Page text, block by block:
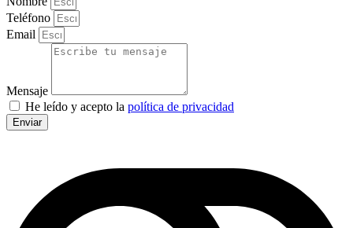
Teléfono
Email
Mensaje
He leído y acepto la política de privacidad
Enviar